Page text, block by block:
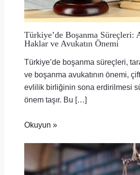
Türkiye’de Boşanma Süreçleri:
Haklar ve Avukatın Önemi
Türkiye’de boşanma süreçleri,
ve boşanma avukatının önemi,
evlilik birliğinin sona erdirilmesi
önem taşır. Bu […]
Okuyun »